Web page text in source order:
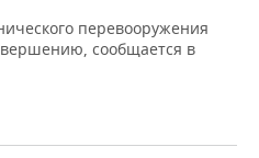
перевооружения
сообщается в